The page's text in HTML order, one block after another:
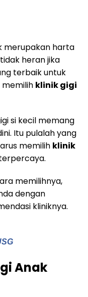
merupakan harta
heran jika
terbaik untuk
memilih klinik gigi
si kecil memang
Itu pulalah yang
memilih klinik
memilihnya,
dengan
kliniknya.
Anak